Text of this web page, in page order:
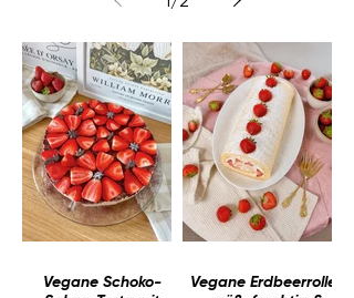
Vegane Schoko-
Vegane Erdbeerrolle